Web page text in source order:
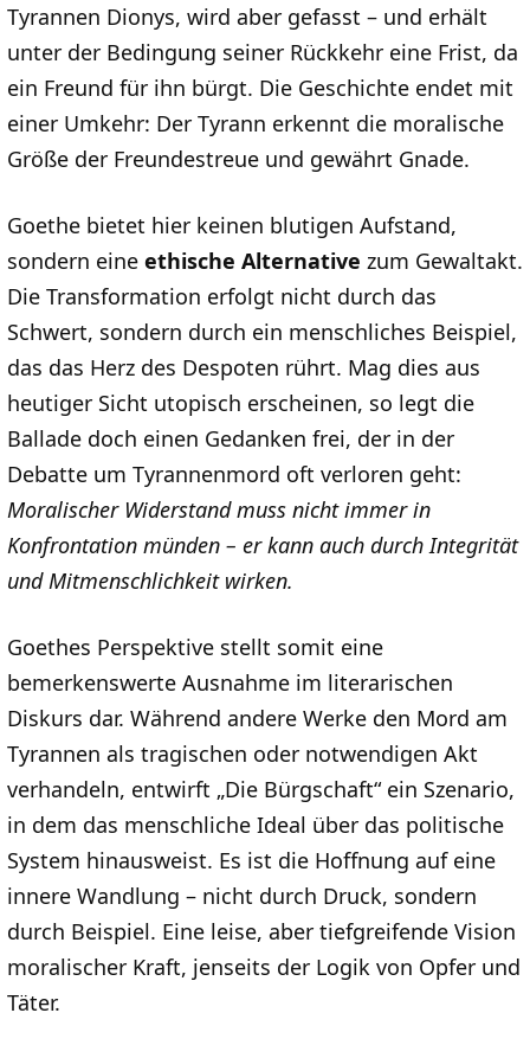
Tyrannen Dionys, wird aber gefasst – und erhält
unter der Bedingung seiner Rückkehr eine Frist, da
ein Freund für ihn bürgt. Die Geschichte endet mit
einer Umkehr: Der Tyrann erkennt die moralische
Größe der Freundestreue und gewährt Gnade.
Goethe bietet hier keinen blutigen Aufstand,
sondern eine ethische Alternative zum Gewaltakt.
Die Transformation erfolgt nicht durch das
Schwert, sondern durch ein menschliches Beispiel,
das das Herz des Despoten rührt. Mag dies aus
heutiger Sicht utopisch erscheinen, so legt die
Ballade doch einen Gedanken frei, der in der
Debatte um Tyrannenmord oft verloren geht:
Moralischer Widerstand muss nicht immer in
Konfrontation münden – er kann auch durch Integrität
und Mitmenschlichkeit wirken.
Goethes Perspektive stellt somit eine
bemerkenswerte Ausnahme im literarischen
Diskurs dar. Während andere Werke den Mord am
Tyrannen als tragischen oder notwendigen Akt
verhandeln, entwirft „Die Bürgschaft“ ein Szenario,
in dem das menschliche Ideal über das politische
System hinausweist. Es ist die Hoffnung auf eine
innere Wandlung – nicht durch Druck, sondern
durch Beispiel. Eine leise, aber tiefgreifende Vision
moralischer Kraft, jenseits der Logik von Opfer und
Täter.